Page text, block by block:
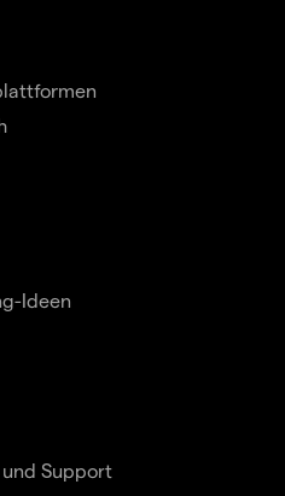
Ideen
Support